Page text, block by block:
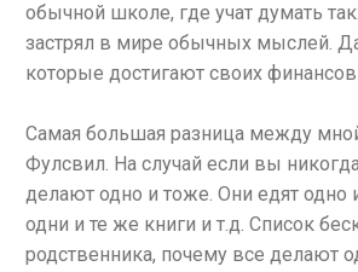
обычной школе, где учат думать
застрял в мире обычных мыслей.
которые достигают своих
Самая большая разница между
Фулсвил. На случай если вы
делают одно и тоже. Они едят
одни и те же книги и т.д. Список
родственника, почему все делают